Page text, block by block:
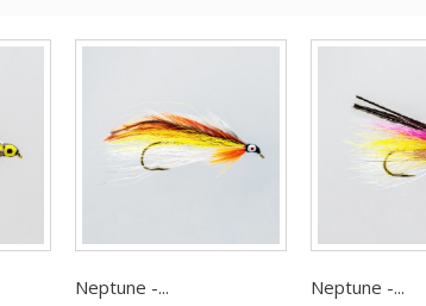
Neptune -... Neptune -...